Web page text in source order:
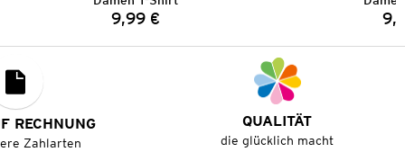
Preis:
9,99 €
RECHNUNG
Zahlarten
QUALITÄT
die glücklich macht